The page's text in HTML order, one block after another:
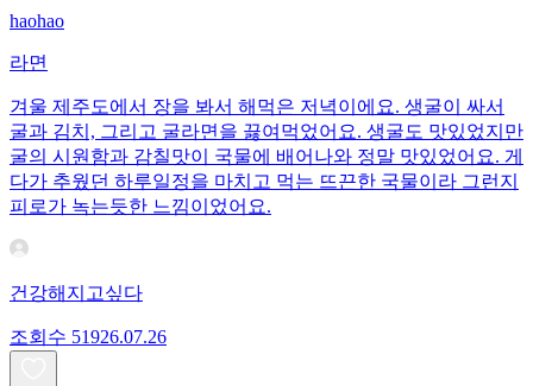
haohao
라면
겨울 제주도에서 장을 봐서 해먹은 저녁이에요. 생굴이 싸서
굴과 김치, 그리고 굴라면을 끓여먹었어요. 생굴도 맛있었지만
굴의 시원함과 감칠맛이 국물에 배어나와 정말 맛있었어요. 게
다가 추웠던 하루일정을 마치고 먹는 뜨끈한 국물이라 그런지
피로가 녹는듯한 느낌이었어요.
건강해지고싶다
조회수 51926.07.26